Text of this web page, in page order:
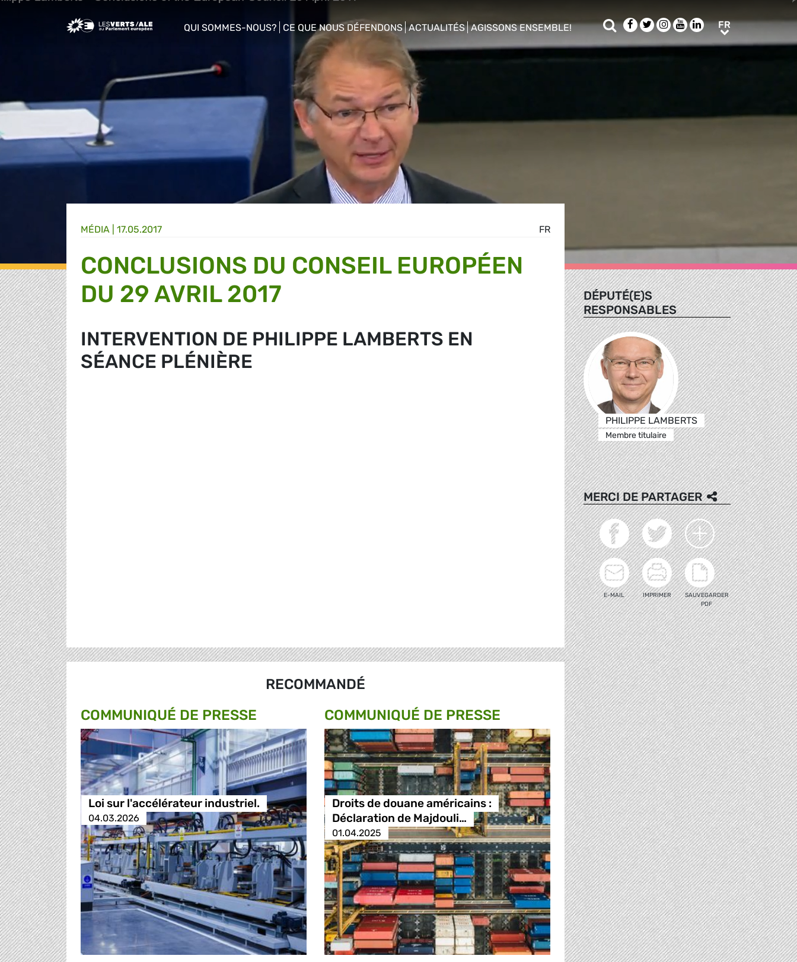
Greens/EFA Home
QUI SOMMES-NOUS?
CE QUE NOUS DÉFENDONS
show/hide sub menu
ACTUALITÉS AGISSONS ENSEMBLE!
Rechercher
Facebook
TwitterInstagram
Youtube
LinkedIn
FRFR
FR
MÉDIA 17.05.2017
CONCLUSIONS DU CONSEIL EUROPÉEN
DU 29 AVRIL 2017
INTERVENTION DE PHILIPPE LAMBERTS EN
SÉANCE PLÉNIÈRE
RECOMMANDÉ
COMMUNIQUÉ DE PRESSE
Loi sur l'accélérateur industriel.
04.03.2026
COMMUNIQUÉ DE PRESSE
Droits de douane américains :
Déclaration de Majdouli…
01.04.2025
DÉPUTÉ(E)S
RESPONSABLES
PHILIPPE LAMBERTS
Membre titulaire
MERCI DE PARTAGER
E-MAIL IMPRIMER
SAUVEGARDER
PDF